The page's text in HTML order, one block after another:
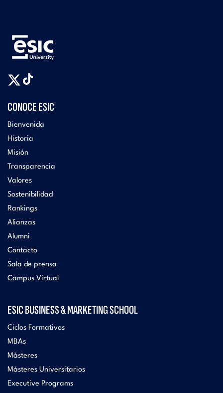
CONOCE ESIC
Bienvenida
Historia
Misión
Transparencia
Valores
Sostenibilidad
Rankings
Alianzas
Alumni
Contacto
Sala de prensa
Campus Virtual
ESIC BUSINESS & MARKETING SCHOOL
Ciclos Formativos
MBAs
Másteres
Másteres Universitarios
Executive Programs